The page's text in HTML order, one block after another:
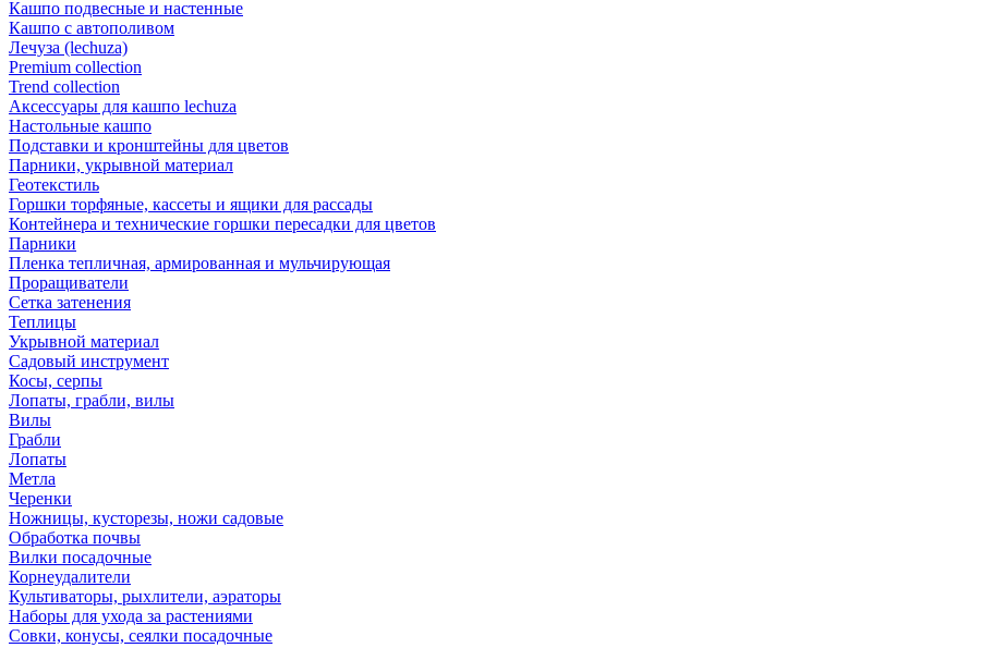
Кашпо подвесные и настенные
Кашпо с автополивом
Лечуза (lechuza)
Premium collection
Trend collection
Аксессуары для кашпо lechuza
Настольные кашпо
Подставки и кронштейны для цветов
Парники, укрывной материал
Геотекстиль
Горшки торфяные, кассеты и ящики для рассады
Контейнера и технические горшки пересадки для цветов
Парники
Пленка тепличная, армированная и мульчирующая
Проращиватели
Сетка затенения
Теплицы
Укрывной материал
Садовый инструмент
Косы, серпы
Лопаты, грабли, вилы
Вилы
Грабли
Лопаты
Метла
Черенки
Ножницы, кусторезы, ножи садовые
Обработка почвы
Вилки посадочные
Корнеудалители
Культиваторы, рыхлители, аэраторы
Наборы для ухода за растениями
Совки, конусы, сеялки посадочные